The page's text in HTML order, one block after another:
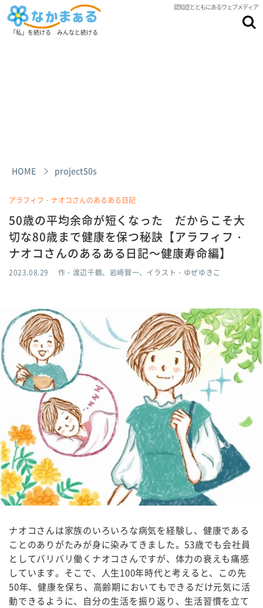
認知症とともにあるウェブメディア
「私」を続ける みんなと続ける
HOME project50s
アラフィフ・ナオコさんのあるある日記
50歳の平均余命が短くなった だからこそ大
切な80歳まで健康を保つ秘訣【アラフィフ・
ナオコさんのあるある日記～健康寿命編】
2023.08.29 作・渡辺千鶴、岩崎賢一、イラスト・ゆぜゆきこ
ナオコさんは家族のいろいろな病気を経験し、健康である
ことのありがたみが身に染みてきました。53歳でも会社員
としてバリバリ働くナオコさんですが、体力の衰えも痛感
しています。そこで、人生100年時代と考えると、この先
50年、健康を保ち、高齢期においてもできるだけ元気に活
動できるように、自分の生活を振り返り、生活習慣を立て